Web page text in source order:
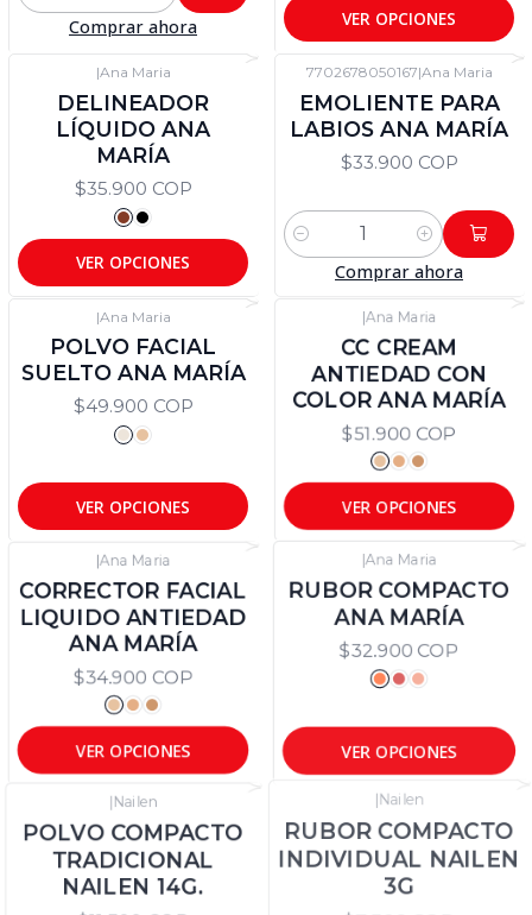
Comprar ahora VER OPCIONES
|Ana Maria
DELINEADOR
LÍQUIDO ANA
MARÍA
$35.900 COP
VER OPCIONES
7702678050167|Ana Maria
EMOLIENTE PARA
LABIOS ANA MARÍA
$33.900 COP
Cantidad
Comprar ahora
|Ana Maria
POLVO FACIAL
SUELTO ANA MARÍA
$49.900 COP
VER OPCIONES
|Ana Maria
CC CREAM
ANTIEDAD CON
COLOR ANA MARÍA
$51.900 COP
VER OPCIONES
|Ana Maria
CORRECTOR FACIAL
LIQUIDO ANTIEDAD
ANA MARÍA
$34.900 COP
VER OPCIONES
|Ana Maria
RUBOR COMPACTO
ANA MARÍA
$32.900 COP
VER OPCIONES
Nailen
POLVO COMPACTO
TRADICIONAL
NAILEN 14G.
|Nailen
RUBOR COMPACTO
INDIVIDUAL NAILEN
3G